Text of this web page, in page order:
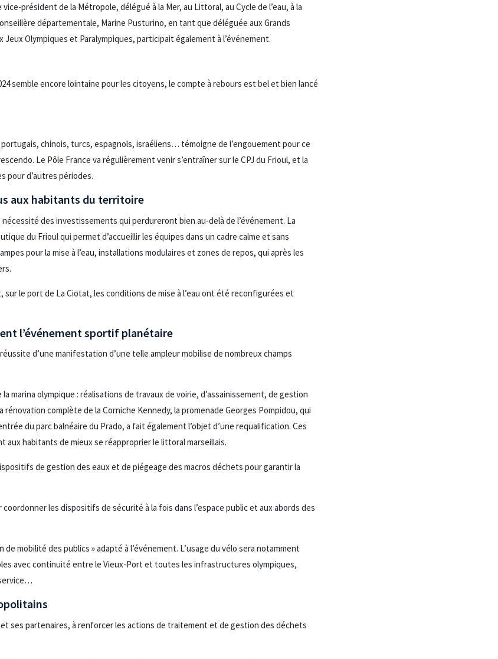
président de la Métropole, délégué à la Mer, au Littoral, au Cycle de l’eau, à la
départementale, Marine Pusturino, en tant que déléguée aux Grands
Olympiques et Paralympiques, participait également à l’événement.
semble encore lointaine pour les citoyens, le compte à rebours est bel et bien lancé
chinois, turcs, espagnols, israéliens… témoigne de l’engouement pour ce
Le Pôle France va régulièrement venir s’entraîner sur le CPJ du Frioul, et la
pour d’autres périodes.
aux habitants du territoire
des investissements qui perdureront bien au-delà de l’événement. La
du Frioul qui permet d’accueillir les équipes dans un cadre calme et sans
pour la mise à l’eau, installations modulaires et zones de repos, qui après les
sur le port de La Ciotat, les conditions de mise à l’eau ont été reconfigurées et
l’événement sportif planétaire
d’une manifestation d’une telle ampleur mobilise de nombreux champs
marina olympique : réalisations de travaux de voirie, d’assainissement, de gestion
complète de la Corniche Kennedy, la promenade Georges Pompidou, qui
du parc balnéaire du Prado, a fait également l’objet d’une requalification. Ces
habitants de mieux se réapproprier le littoral marseillais.
de gestion des eaux et de piégeage des macros déchets pour garantir la
les dispositifs de sécurité à la fois dans l’espace public et aux abords des
mobilité des publics » adapté à l’événement. L’usage du vélo sera notamment
avec continuité entre le Vieux-Port et toutes les infrastructures olympiques,
et ses partenaires, à renforcer les actions de traitement et de gestion des déchets